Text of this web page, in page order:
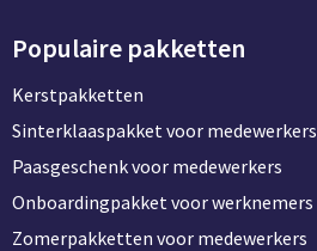
Populaire pakketten
Kerstpakketten
Sinterklaaspakket voor medewerkers
Paasgeschenk voor medewerkers
Onboardingpakket voor werknemers
Zomerpakketten voor medewerkers